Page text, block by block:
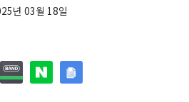
년 03월 18일